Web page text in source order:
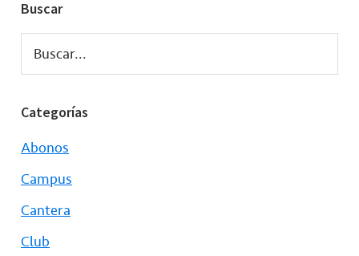
Buscar
Buscar...
Categorías
Abonos
Campus
Cantera
Club